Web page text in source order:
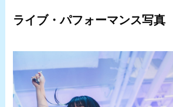
ライブ・パフォーマンス写真